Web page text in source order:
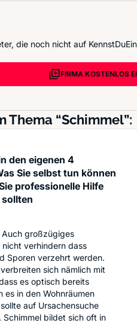
die noch nicht auf
FIRMA KOSTENLOS
“Schimmel”:
den eigenen 4
Sie selbst tun können
professionelle Hilfe
großzügiges
verhindern dass
Sporen verzehrt werden.
sich nämlich mit
es optisch bereits
es in den Wohnräumen
auf Ursachensuche
bildet sich oft in